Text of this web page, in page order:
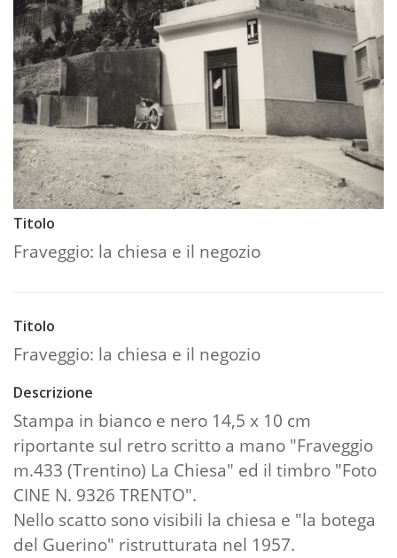
Titolo
Fraveggio: la chiesa e il negozio
Titolo
Fraveggio: la chiesa e il negozio
Descrizione
Stampa in bianco e nero 14,5 x 10 cm
riportante sul retro scritto a mano "Fraveggio
m.433 (Trentino) La Chiesa" ed il timbro "Foto
CINE N. 9326 TRENTO".
Nello scatto sono visibili la chiesa e "la botega
del Guerino" ristrutturata nel 1957.